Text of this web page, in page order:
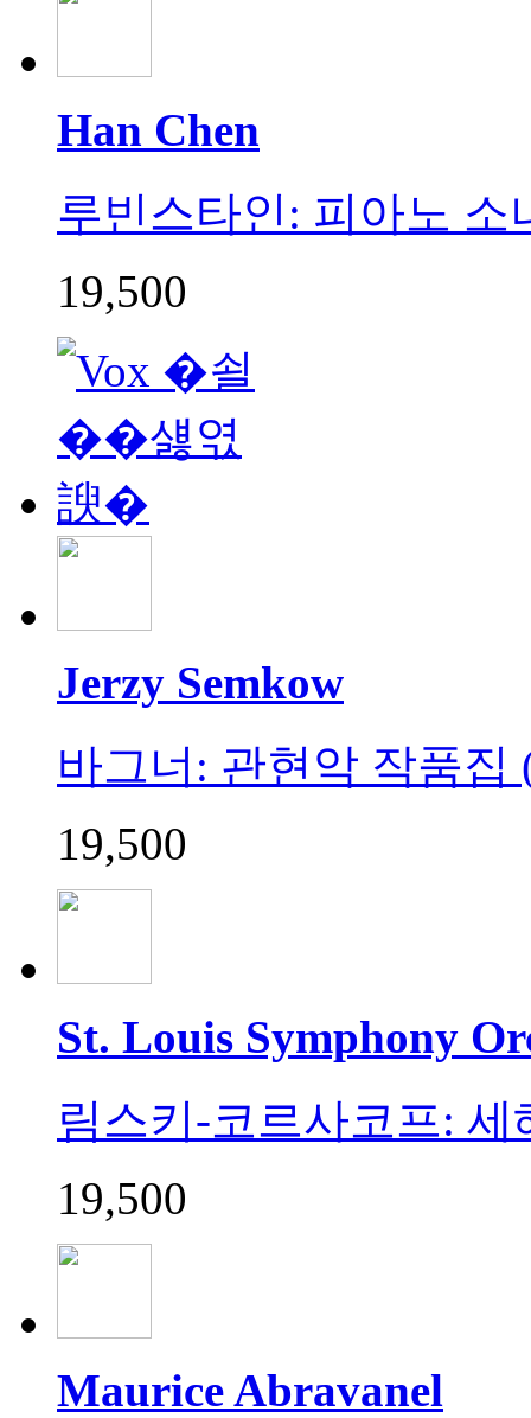
Han Chen
루빈스타인: 피아노 소
19,500
Jerzy Semkow
바그너: 관현악 작품집
19,500
St. Louis Symphony
림스키-코르사코프:
19,500
Maurice Abravanel